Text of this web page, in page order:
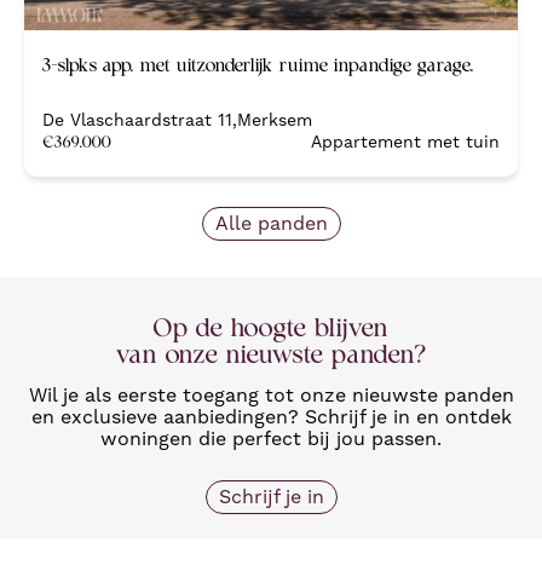
3-slpks app. met uitzonderlijk ruime inpandige garage.
De Vlaschaardstraat 11,Merksem
€369.000 Appartement met tuin
Alle panden
Op de hoogte blijven
van onze nieuwste panden?
Wil je als eerste toegang tot onze nieuwste panden
en exclusieve aanbiedingen? Schrijf je in en ontdek
woningen die perfect bij jou passen.
Schrijf je in